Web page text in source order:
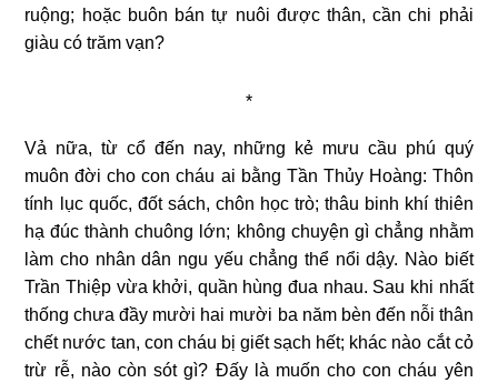
ruộng; hoặc buôn bán tự nuôi được thân, cần chi phải
giàu có trăm vạn?
*
Vả nữa, từ cổ đến nay, những kẻ mưu cầu phú quý
muôn đời cho con cháu ai bằng Tần Thủy Hoàng: Thôn
tính lục quốc, đốt sách, chôn học trò; thâu binh khí thiên
hạ đúc thành chuông lớn; không chuyện gì chẳng nhằm
làm cho nhân dân ngu yếu chẳng thể nổi dậy. Nào biết
Trần Thiệp vừa khởi, quần hùng đua nhau. Sau khi nhất
thống chưa đầy mười hai mười ba năm bèn đến nỗi thân
chết nước tan, con cháu bị giết sạch hết; khác nào cắt cỏ
trừ rễ, nào còn sót gì? Đấy là muốn cho con cháu yên